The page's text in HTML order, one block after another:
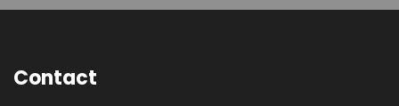
Contact